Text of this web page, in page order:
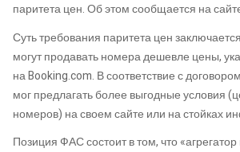
паритета цен. Об этом сообщается на
Суть требования паритета цен
могут продавать номера дешевле цены,
на Booking.com. В соответствие с
могпредлагатьболее выгодные условия
номеров) на своем сайте или настойках
Позиция ФАСсостоит в том, что«а